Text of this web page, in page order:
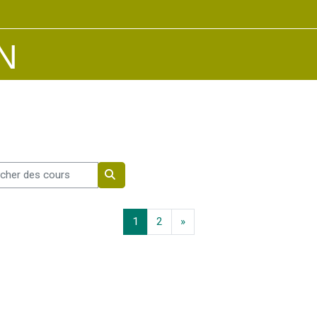
des cours
Rechercher des cours
1 Page 1
2 Page 2
»Page suivante